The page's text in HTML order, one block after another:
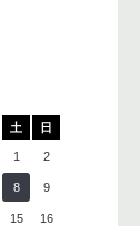
土 日
1 2
8 9
15 16